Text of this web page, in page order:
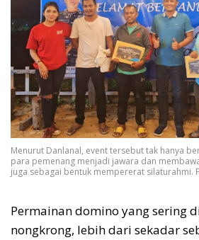
Menurut Danlanal, event tersebut tak hanya
para pemenang menjadi jawara dan
juga sebagai bentuk mempererat silaturahmi.
Permainan domino yang sering
nongkrong, lebih dari sekadar